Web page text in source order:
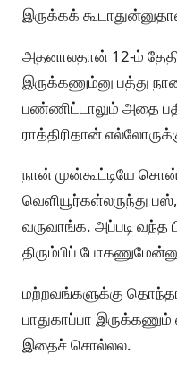
இருக்கக்
அதனாலதான் 12-ம்
இருக்கணும்னு பத்து
பண்ணிட்டாலும் அதை
ராத்திரிதான்
நான் முன்கூட்டியே
வெளியூர்கள்லருந்து
வருவாங்க. அப்படி வந்த
திரும்பிப்
மற்றவங்களுக்கு
பாதுகாப்பா
இதைச் சொல்லல.